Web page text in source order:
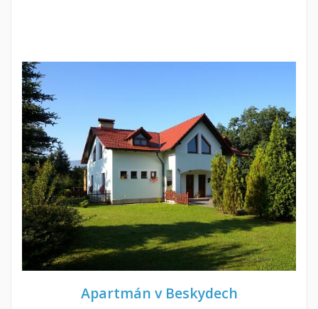
Apartmán v Beskydech